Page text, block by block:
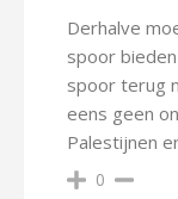
Derhalve
spoor
spoor terug
eens geen
Palestijnen
0